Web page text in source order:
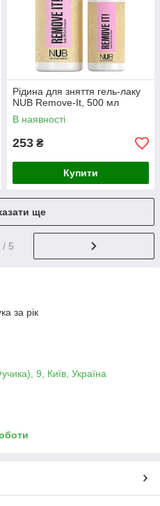
Рідина для зняття гель-лаку
NUB Remove-It, 500 мл
В наявності
253 ₴
Купити
ще
/ 5
за рік
9, Київ, Україна